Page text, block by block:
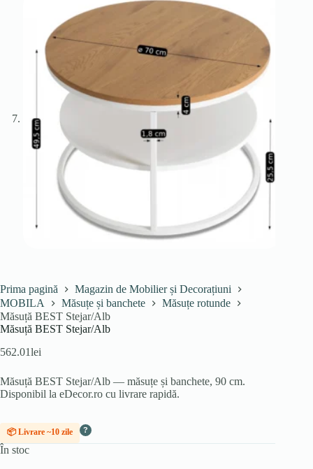
Prima pagină
Magazin de Mobilier și Decorațiuni
MOBILA
Măsuțe și banchete
Măsuțe rotunde
Măsuță BEST Stejar/Alb
Măsuță BEST Stejar/Alb
562.01lei
Măsuță BEST Stejar/Alb — măsuțe și banchete, 90 cm.
Disponibil la eDecor.ro cu livrare rapidă.
📦 Livrare ~10 zile ?
În stoc